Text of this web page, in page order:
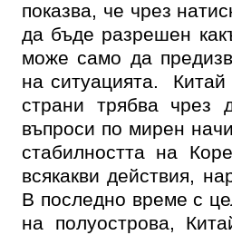
показва, че чрез
да бъде разрешен
може само да
на ситуацията.
Китай
страни трябва чрез
въпроси по мирен
стабилността на
всякакви действия,
В последно време с
на полуострова,